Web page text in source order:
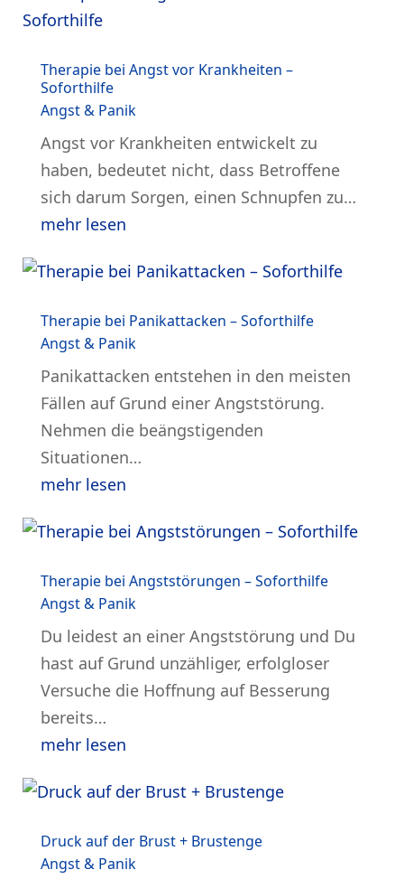
Therapie bei Angst vor Krankheiten –
Soforthilfe
Angst & Panik
Angst vor Krankheiten entwickelt zu
haben, bedeutet nicht, dass Betroffene
sich darum Sorgen, einen Schnupfen zu…
mehr lesen
Therapie bei Panikattacken – Soforthilfe
Angst & Panik
Panikattacken entstehen in den meisten
Fällen auf Grund einer Angststörung.
Nehmen die beängstigenden
Situationen…
mehr lesen
Therapie bei Angststörungen – Soforthilfe
Angst & Panik
Du leidest an einer Angststörung und Du
hast auf Grund unzähliger, erfolgloser
Versuche die Hoffnung auf Besserung
bereits…
mehr lesen
Druck auf der Brust + Brustenge
Angst & Panik